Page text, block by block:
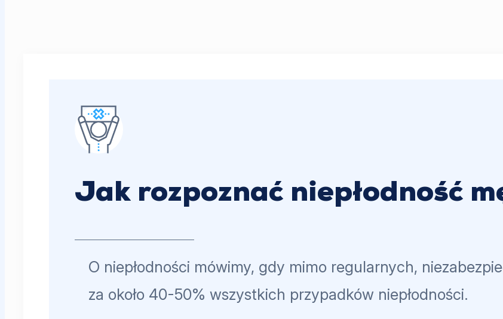
Jak rozpoznać niepłodność
O niepłodności mówimy, gdy mimo regularnych,
za około 40-50% wszystkich przypadków niepłodności.